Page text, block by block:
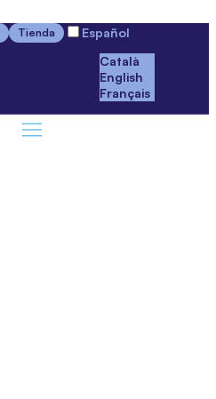
Tienda
Español
Català
English
Français